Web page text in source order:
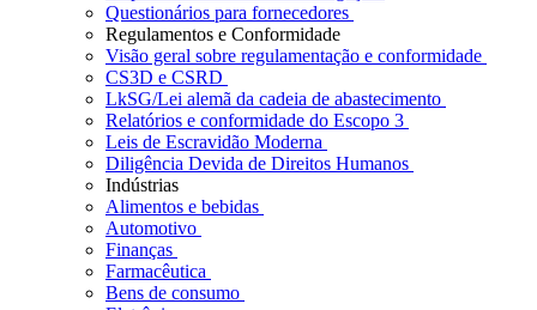
Questionários para fornecedores
Regulamentos e Conformidade
Visão geral sobre regulamentação e conformidade
CS3D e CSRD
LkSG/Lei alemã da cadeia de abastecimento
Relatórios e conformidade do Escopo 3
Leis de Escravidão Moderna
Diligência Devida de Direitos Humanos
Indústrias
Alimentos e bebidas
Automotivo
Finanças
Farmacêutica
Bens de consumo